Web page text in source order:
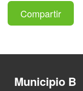
Compartir
Municipio B